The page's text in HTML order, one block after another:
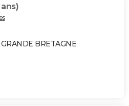
BRETAGNE